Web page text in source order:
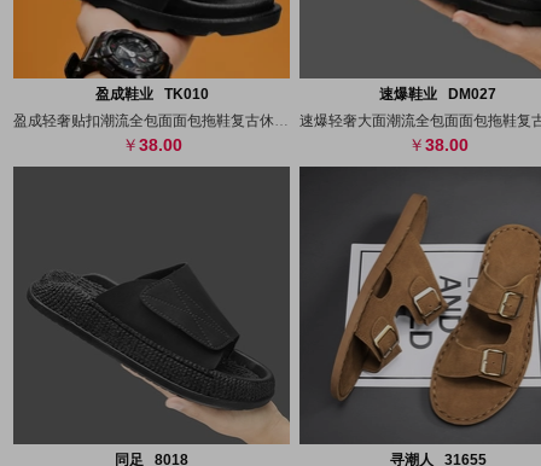
代发
盈成鞋业 TK010
盈成轻奢贴扣潮流全包面面包拖鞋复古休闲沙
38.00
代发
速爆鞋业 DM027
38.00
代发
同足 8018
代发
寻潮人 31655